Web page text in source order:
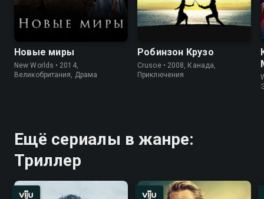
Новые миры
New Worlds • 2014,
Великобритания, Драма
Робинзон Крузо
Crusoe • 2008, Канада,
Приключения
Ещё сериалы в жанре:
Триллер